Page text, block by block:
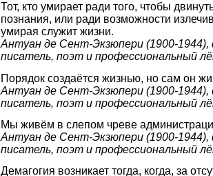
Тот, кто умирает ради того, чтобы
познания, или ради возможности
умирая служит жизни.
Антуан де Сент-Экзюпери (1900-1944),
писатель, поэт и профессиональный
Порядок создаётся жизнью, но сам он
Антуан де Сент-Экзюпери (1900-1944),
писатель, поэт и профессиональный
Мы живём в слепом чреве
Антуан де Сент-Экзюпери (1900-1944),
писатель, поэт и профессиональный
Демагогия возникает тогда, когда, за